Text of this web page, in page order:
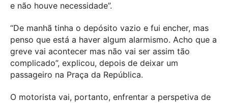
e não houve necessidade”.
“De manhã tinha o depósito vazio e fui encher, mas
penso que está a haver algum alarmismo. Acho que a
greve vai acontecer mas não vai ser assim tão
complicado”, explicou, depois de deixar um
passageiro na Praça da República.
O motorista vai, portanto, enfrentar a perspetiva de